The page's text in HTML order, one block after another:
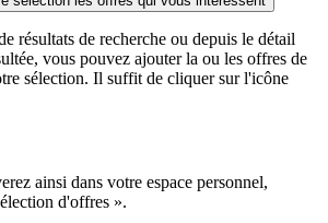
résultats de recherche ou depuis le détail
vous pouvez ajouter la ou les offres de
sélection. Il suffit de cliquer sur l'icône
ainsi dans votre espace personnel,
d'offres ».